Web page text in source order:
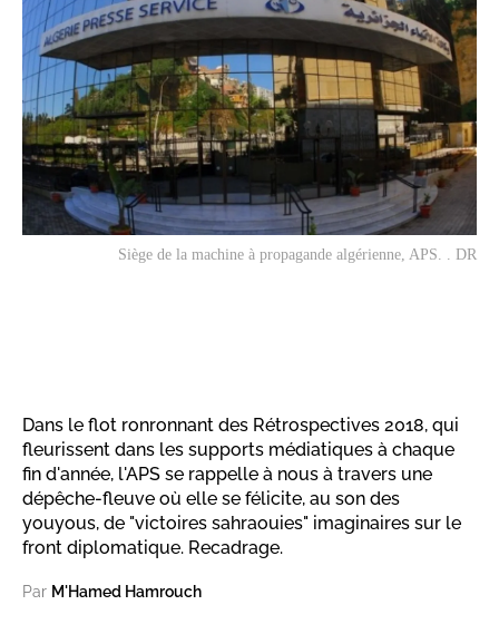
Siège de la machine à propagande algérienne, APS. . DR
Dans le flot ronronnant des Rétrospectives 2018, qui
fleurissent dans les supports médiatiques à chaque
fin d'année, l'APS se rappelle à nous à travers une
dépêche-fleuve où elle se félicite, au son des
youyous, de "victoires sahraouies" imaginaires sur le
front diplomatique. Recadrage.
Par M'Hamed Hamrouch